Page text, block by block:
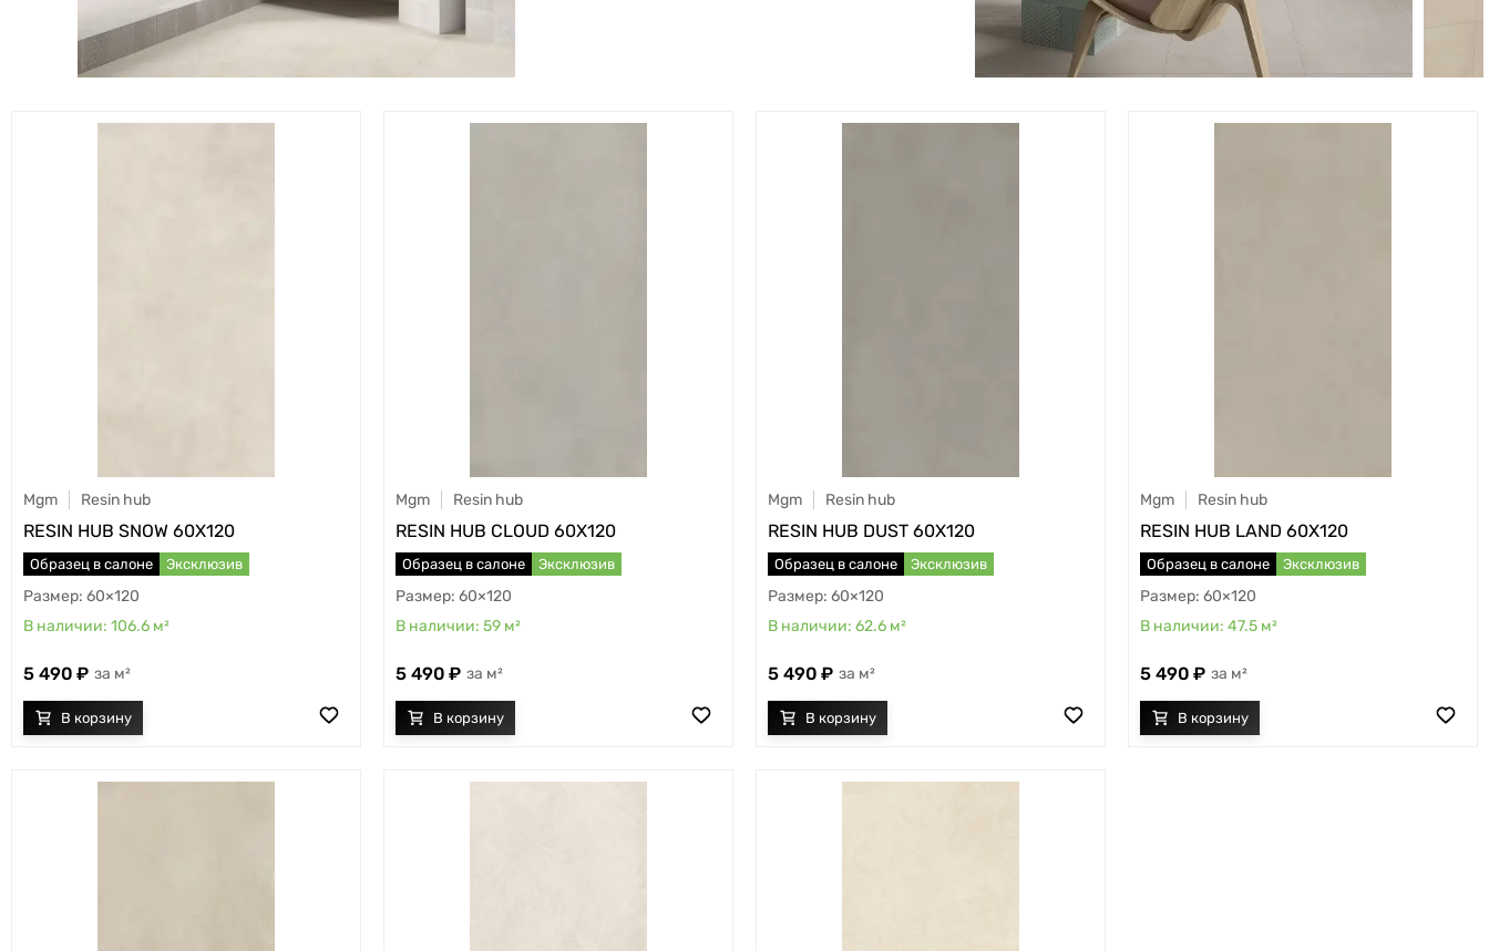
Mgm Resin hub
RESIN HUB SNOW 60X120
Образец в салоне Эксклюзив
60×120
106.6 м²
5 490 м²
Mgm Resin hub
RESIN HUB CLOUD 60X120
Образец в салоне Эксклюзив
60×120
59 м²
5 490 м²
Mgm Resin hub
RESIN HUB DUST 60X120
Образец в салоне Эксклюзив
60×120
62.6 м²
5 490 м²
Mgm Resin hub
RESIN HUB LAND 60X120
Образец в салоне Эксклюзив
60×120
47.5 м²
5 490 м²